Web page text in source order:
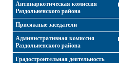
Антинаркотическая комиссия
Раздольненского района
Присяжные заседатели
Административная комиссия
Раздольненского района
Градостроительная деятельность